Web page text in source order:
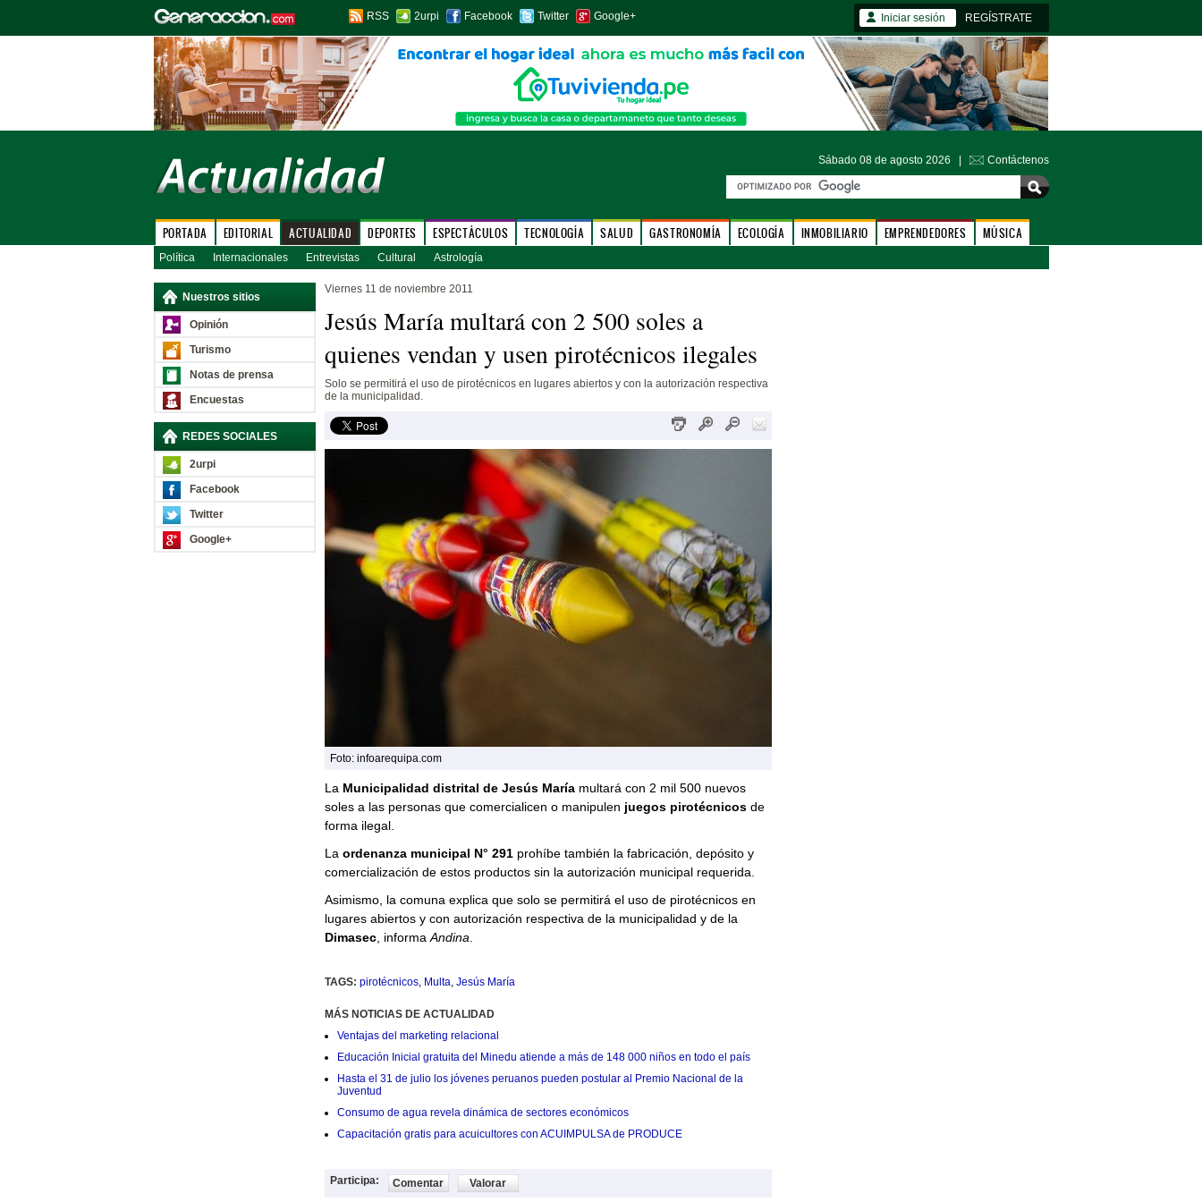
RSS 2urpi Facebook Twitter Google+ Iniciar sesión REGÍSTRATE
Sábado 08 de agosto 2026 | Contáctenos
PORTADA EDITORIAL ACTUALIDAD DEPORTES ESPECTÁCULOS TECNOLOGÍA SALUD GASTRONOMÍA ECOLOGÍA INMOBILIARIO EMPRENDEDORES MÚSICA
Política Internacionales Entrevistas Cultural Astrología
Nuestros sitios
Opinión
Turismo
Notas de prensa
Encuestas
REDES SOCIALES
2urpi
Facebook
Twitter
Google+
Viernes 11 de noviembre 2011
Jesús María multará con 2 500 soles a
quienes vendan y usen pirotécnicos ilegales
Solo se permitirá el uso de pirotécnicos en lugares abiertos y con la autorización respectiva
de la municipalidad.
Foto: infoarequipa.com
La Municipalidad distrital de Jesús Maríamultará con 2 mil 500 nuevos
soles a las personas que comercialicen o manipulen juegos pirotécnicos de
forma ilegal.
La ordenanza municipal N° 291prohíbe también la fabricación, depósito y
comercialización de estos productos sin la autorización municipal requerida.
Asimismo, la comuna explica que solo se permitirá el uso de pirotécnicos en
lugares abiertos y con autorización respectiva de la municipalidad y de la
Dimasec, informa Andina
TAGS: pirotécnicos, Multa, Jesús María
MÁS NOTICIAS DE ACTUALIDAD
Ventajas del marketing relacional
Educación Inicial gratuita del Minedu atiende a más de 148 000 niños en todo el país
Hasta el 31 de julio los jóvenes peruanos pueden postular al Premio Nacional de la
Juventud
Consumo de agua revela dinámica de sectores económicos
Capacitación gratis para acuicultores con ACUIMPULSA de PRODUCE
Participa: Comentar Valorar